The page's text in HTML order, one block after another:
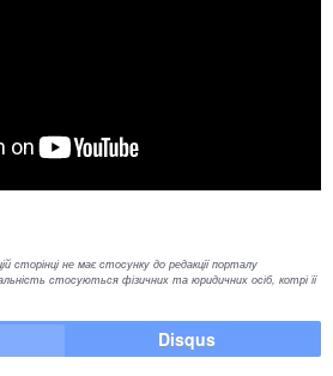
сторінці не має стосунку до редакції порталу
стосуються фізичних та юридичних осіб, котрі її
Disqus